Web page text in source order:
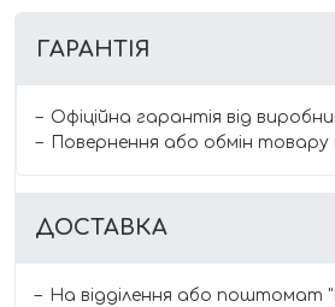
ГАРАНТІЯ
Офіційна гарантія від
Повернення або обмін товару
ДОСТАВКА
На відділення або поштомат